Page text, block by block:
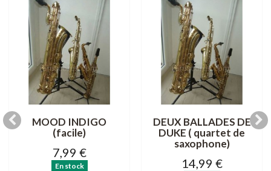
MOOD INDIGO
(facile)
7,99 €
En stock
DEUX BALLADES DE
DUKE ( quartet de
saxophone)
14,99 €